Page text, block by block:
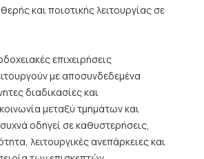
και ποιοτικής λειτουργίας σε
επιχειρήσεις
με αποσυνδεδεμένα
διαδικασίες και
μεταξύ τμημάτων και
οδηγεί σε καθυστερήσεις,
λειτουργικές ανεπάρκειες και